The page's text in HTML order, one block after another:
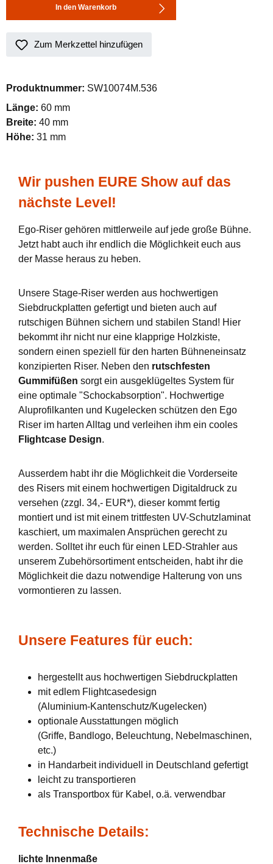
In den Warenkorb
Zum Merkzettel hinzufügen
Produktnummer: SW10074M.536
Länge: 60 mm
Breite: 40 mm
Höhe: 31 mm
Wir pushen EURE Show auf das
nächste Level!
Ego-Riser gehören mittlerweile auf jede große Bühne.
Jetzt habt auch ihr endlich die Möglichkeit euch aus
der Masse heraus zu heben.
Unsere Stage-Riser werden aus hochwertigen
Siebdruckplatten gefertigt und bieten auch auf
rutschigen Bühnen sichern und stabilen Stand! Hier
bekommt ihr nicht nur eine klapprige Holzkiste,
sondern einen speziell für den harten Bühneneinsatz
konzipierten Riser. Neben den rutschfesten
Gummifüßen sorgt ein ausgeklügeltes System für
eine optimale "Schockabsorption". Hochwertige
Aluprofilkanten und Kugelecken schützen den Ego
Riser im harten Alltag und verleihen ihm ein cooles
Flightcase Design.
Ausserdem habt ihr die Möglichkeit die Vorderseite
des Risers mit einem hochwertigen Digitaldruck zu
versehen (zzgl. 34,- EUR*), dieser kommt fertig
montiert und ist mit einem trittfesten UV-Schutzlaminat
kaschiert, um maximalen Ansprüchen gerecht zu
werden. Solltet ihr euch für einen LED-Strahler aus
unserem Zubehörsortiment entscheiden, habt ihr die
Möglichkeit die dazu notwendige Halterung von uns
vormontieren zu lassen.
Unsere Features für euch:
hergestellt aus hochwertigen Siebdruckplatten
mit edlem Flightcasedesign
(Aluminium-Kantenschutz/Kugelecken)
optionale Ausstattungen möglich
(Griffe, Bandlogo, Beleuchtung, Nebelmaschinen,
etc.)
in Handarbeit individuell in Deutschland gefertigt
leicht zu transportieren
als Transportbox für Kabel, o.ä. verwendbar
Technische Details:
lichte Innenmaße